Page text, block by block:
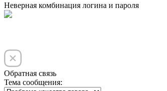
Неверная комбинация логина и пароля
Обратная связь
Тема сообщения: